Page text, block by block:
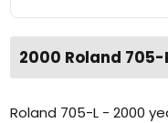
2000 Roland 705-
Roland 705-L - 2000